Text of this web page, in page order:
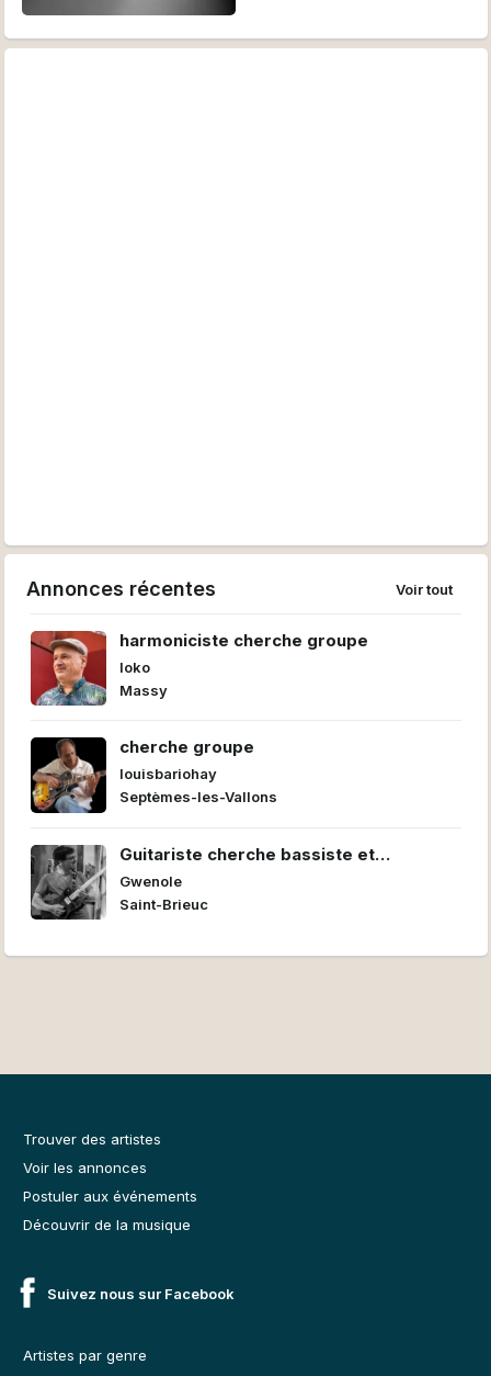
Annonces récentes Voir tout
harmoniciste cherche groupe
loko
Massy
cherche groupe
louisbariohay
Septèmes-les-Vallons
Guitariste cherche bassiste et
batteur/euse pour former un power trio
Gwenole
Saint-Brieuc
Trouver des artistes
Voir les annonces
Postuler aux événements
Découvrir de la musique
Suivez nous sur Facebook
Artistes par genre